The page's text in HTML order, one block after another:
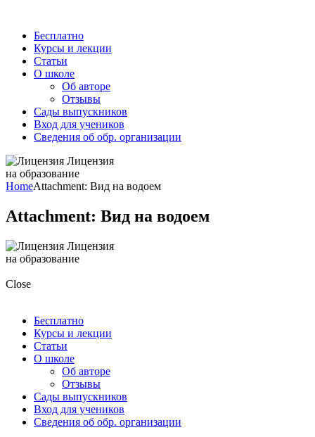
Бесплатно
Курсы и лекции
Статьи
О школе
Об авторе
Отзывы
Сады выпускников
Вход для учеников
Сведения об обр. организации
Лицензия
на образование
HomeAttachment: Вид на водоем
Attachment: Вид на водоем
Лицензия
на образование
Close
Бесплатно
Курсы и лекции
Статьи
О школе
Об авторе
Отзывы
Сады выпускников
Вход для учеников
Сведения об обр. организации